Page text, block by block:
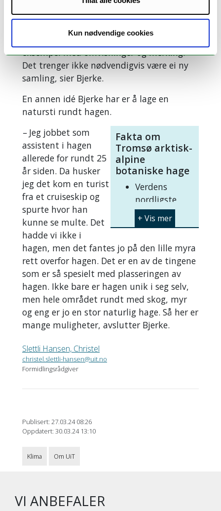
Kun nødvendige cookies
planter som har vært viktige i samisk og
tenkes flere måter å gjøre det på, for
eksempel med omvisninger og merking.
Det trenger ikke nødvendigvis være ei ny
samling, sier Bjerke.
En annen idé Bjerke har er å lage en
natursti rundt hagen.
Fakta om
Tromsø arktisk-
alpine
botaniske hage
Verdens
nordligste
botaniske
hage
attraksjoner
under Norges
arktiske
universitetsmuseum.
Åpnet for 30
år siden, i
– Jeg jobbet som
assistent i hagen
allerede for rundt 25
år siden. Da husker
jeg det kom en turist
fra et cruiseskip og
spurte hvor han
kunne se multe. Det
hadde vi ikke i
hagen, men det fantes jo på den lille myra
rett overfor hagen. Det er en av de tingene
som er så spesielt med plasseringen av
hagen. Ikke bare er hagen unik i seg selv,
men hele området rundt med skog, myr
og eng er jo en stor naturlig hage. Så her er
mange muligheter, avslutter Bjerke.
Slettli Hansen, Christel
christel.slettli-hansen@uit.no
Formidlingsrådgiver
Publisert: 27.03.24 08:26
Oppdatert: 30.03.24 13:10
Klima Om UiT
VI ANBEFALER